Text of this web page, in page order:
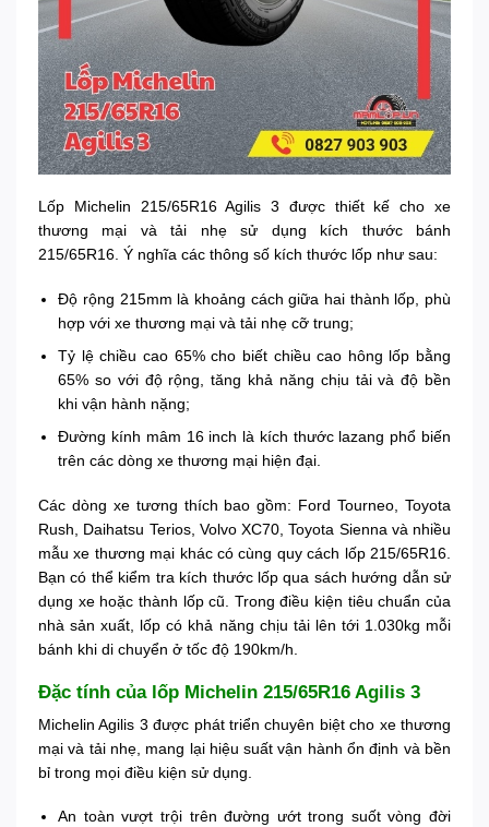
Lốp Michelin 215/65R16 Agilis 3 được thiết kế cho xe
thương mại và tải nhẹ sử dụng kích thước bánh
215/65R16. Ý nghĩa các thông số kích thước lốp như sau:
Độ rộng 215mm là khoảng cách giữa hai thành lốp, phù
hợp với xe thương mại và tải nhẹ cỡ trung;
Tỷ lệ chiều cao 65% cho biết chiều cao hông lốp bằng
65% so với độ rộng, tăng khả năng chịu tải và độ bền
khi vận hành nặng;
Đường kính mâm 16 inch là kích thước lazang phổ biến
trên các dòng xe thương mại hiện đại.
Các dòng xe tương thích bao gồm: Ford Tourneo, Toyota
Rush, Daihatsu Terios, Volvo XC70, Toyota Sienna và nhiều
mẫu xe thương mại khác có cùng quy cách lốp 215/65R16.
Bạn có thể kiểm tra kích thước lốp qua sách hướng dẫn sử
dụng xe hoặc thành lốp cũ. Trong điều kiện tiêu chuẩn của
nhà sản xuất, lốp có khả năng chịu tải lên tới 1.030kg mỗi
bánh khi di chuyển ở tốc độ 190km/h.
Đặc tính của lốp Michelin 215/65R16 Agilis 3
Michelin Agilis 3 được phát triển chuyên biệt cho xe thương
mại và tải nhẹ, mang lại hiệu suất vận hành ổn định và bền
bỉ trong mọi điều kiện sử dụng.
An toàn vượt trội trên đường ướt trong suốt vòng đời